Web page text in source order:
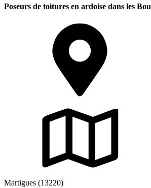
Poseurs de toitures en ardoise dans les
Martigues (13220)